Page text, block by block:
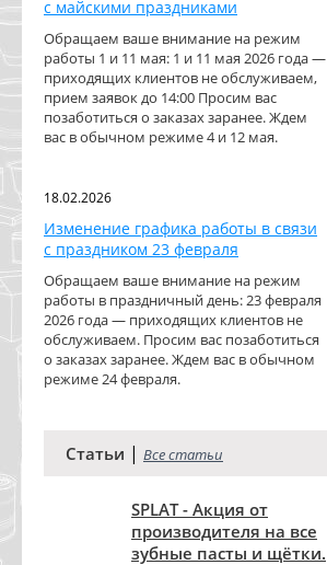
с майскими праздниками
Обращаем ваше внимание на режим
работы 1 и 11 мая: 1 и 11 мая 2026 года —
приходящих клиентов не обслуживаем,
прием заявок до 14:00 Просим вас
позаботиться о заказах заранее. Ждем
вас в обычном режиме 4 и 12 мая.
18.02.2026
Изменение графика работы в связи
с праздником 23 февраля
Обращаем ваше внимание на режим
работы в праздничный день: 23 февраля
2026 года — приходящих клиентов не
обслуживаем. Просим вас позаботиться
о заказах заранее. Ждем вас в обычном
режиме 24 февраля.
Статьи | Все статьи
SPLAT - Акция от
производителя на все
зубные пасты и щётки.